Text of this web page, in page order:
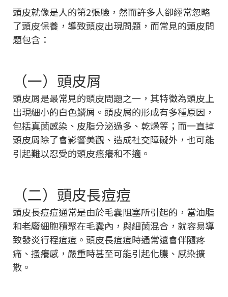
頭皮就像是人的第2張臉，然而許多人卻經常忽略
了頭皮保養，導致頭皮出現問題，而常見的頭皮問
題包含：
（一）頭皮屑
頭皮屑是最常見的頭皮問題之一，其特徵為頭皮上
出現細小的白色鱗屑。頭皮屑的形成有多種原因，
包括真菌感染、皮脂分泌過多、乾燥等；而一直掉
頭皮屑除了會影響美觀、造成社交障礙外，也可能
引起難以忍受的頭皮瘙癢和不適。
（二）頭皮長痘痘
頭皮長痘痘通常是由於毛囊阻塞所引起的，當油脂
和老廢細胞積聚在毛囊內，與細菌混合，就容易導
致發炎行程痘痘。頭皮長痘痘時通常還會伴隨疼
痛、搔癢感，嚴重時甚至可能引起化膿、感染擴
散。